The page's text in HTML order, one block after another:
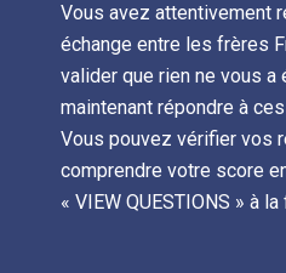
Vous avez attentivement
échange entre les frères
valider que rien ne vous a
maintenant répondre à
Vous pouvez vérifier vos
comprendre votre score
« VIEW QUESTIONS » à